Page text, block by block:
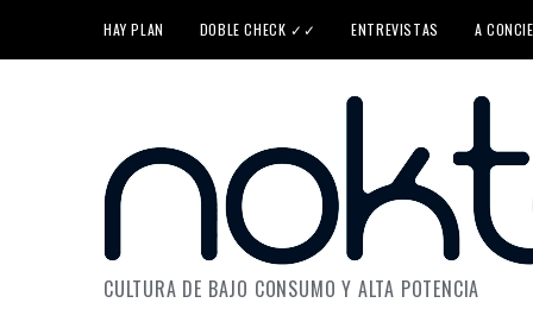
HAY PLAN DOBLE CHECK ✓✓ ENTREVISTAS A
CULTURA DE BAJO CONSUMO Y ALTA POTENCIA